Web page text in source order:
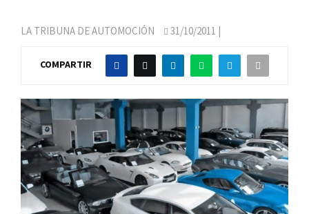
LA TRIBUNA DE AUTOMOCIÓN 31/10/2011 |
COMPARTIR